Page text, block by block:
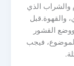
والشراب الذي
والقهوة.قبل
القشور
فيجب